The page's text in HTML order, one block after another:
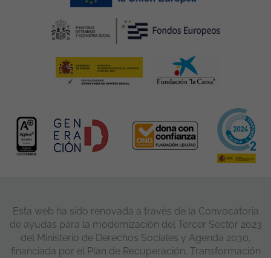
Esta web ha sido renovada a través de la Convocatoria
de ayudas para la modernización del Tercer Sector 2023
del Ministerio de Derechos Sociales y Agenda 2030,
financiada por el Plan de Recuperación, Transformación